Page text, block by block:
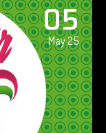
05
May 25